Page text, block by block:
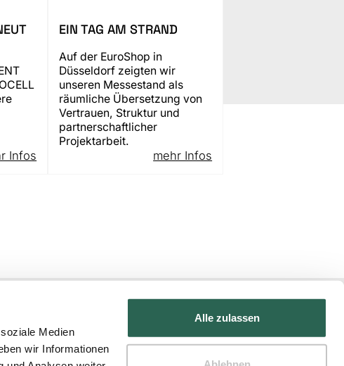
Medien
wir Informationen
Alle zulassen
Infos
EIN TAG AM STRAND
Auf der EuroShop in
Düsseldorf zeigten wir
unseren Messestand als
räumliche Übersetzung von
Vertrauen, Struktur und
partnerschaftlicher
Projektarbeit.
mehr Infos